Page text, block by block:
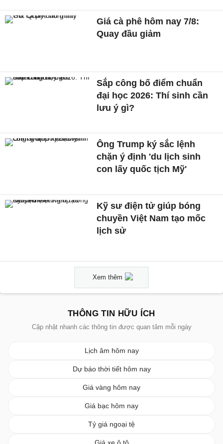
Giá cà phê hôm nay 7/8:
Quay đầu giảm
Sắp công bố điểm chuẩn
đại học 2026: Thí sinh cần
lưu ý gì?
Ông Trump ký sắc lệnh
chặn ý định 'du lịch sinh
con lấy quốc tịch Mỹ'
Kỹ sư điện tử giúp bóng
chuyền Việt Nam tạo mốc
lịch sử
Xem thêm
THÔNG TIN HỮU ÍCH
Cập nhật nhanh các thông tin được quan tâm mỗi ngày
Lịch âm hôm nay
Dự báo thời tiết hôm nay
Giá vàng hôm nay
Giá bạc hôm nay
Tỷ giá ngoại tệ
Giá xe ô tô